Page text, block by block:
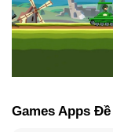
Khám Phá
Hack
Để giành chiến
người chơi cần nắm
Hóa Thân
Games Apps